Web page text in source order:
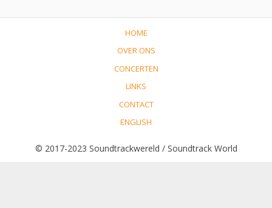
HOME
OVER ONS
CONCERTEN
LINKS
CONTACT
ENGLISH
© 2017-2023 Soundtrackwereld / Soundtrack World